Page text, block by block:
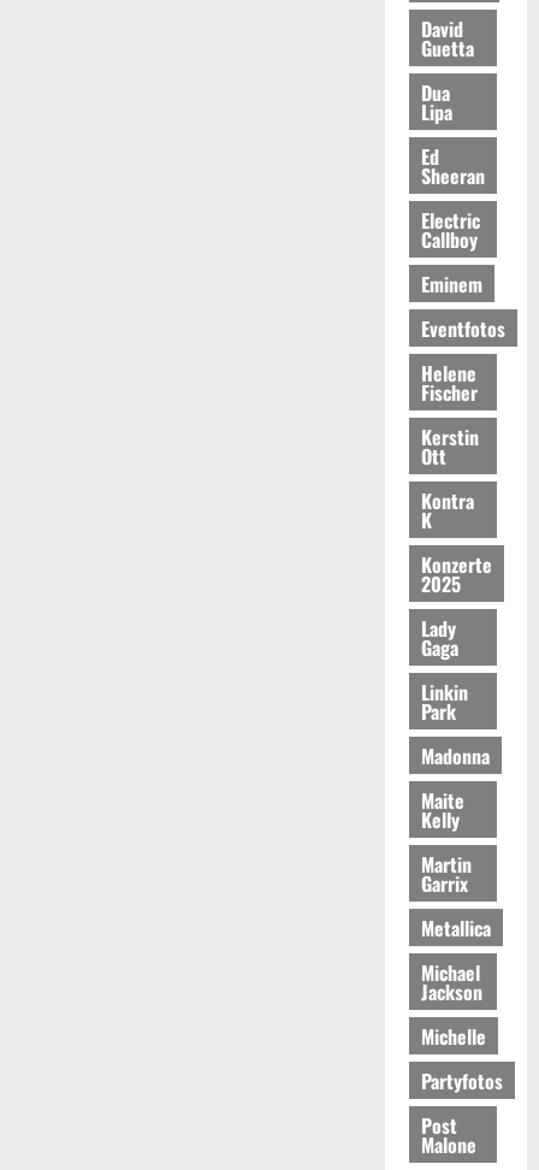
David
Guetta
Dua
Lipa
Ed
Sheeran
Electric
Callboy
Eminem
Eventfotos
Helene
Fischer
Kerstin
Ott
Kontra
K
Konzerte
2025
Lady
Gaga
Linkin
Park
Madonna
Maite
Kelly
Martin
Garrix
Metallica
Michael
Jackson
Michelle
Partyfotos
Post
Malone